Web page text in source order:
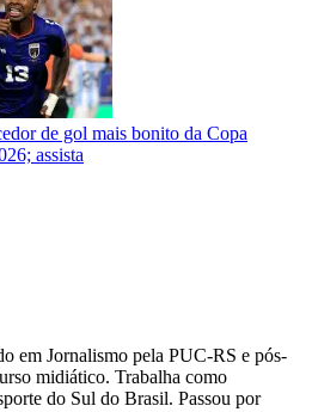
de gol mais bonito da Copa
assista
em Jornalismo pela PUC-RS e pós-
midiático. Trabalha como
do Sul do Brasil. Passou por